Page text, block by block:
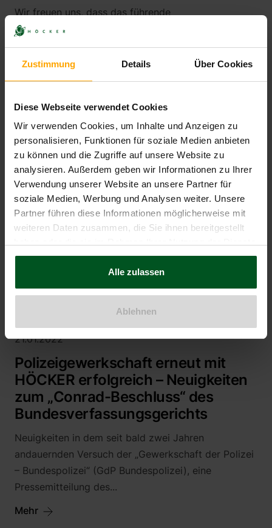
Zustimmung Details Über Cookies
Diese Webseite verwendet Cookies
Wir verwenden Cookies, um Inhalte und Anzeigen zu
personalisieren, Funktionen für soziale Medien anbieten
zu können und die Zugriffe auf unsere Website zu
analysieren. Außerdem geben wir Informationen zu Ihrer
Verwendung unserer Website an unsere Partner für
soziale Medien, Werbung und Analysen weiter. Unsere
Partner führen diese Informationen möglicherweise mit
weiteren Daten zusammen, die Sie ihnen bereitgestellt
gesammelt haben.
Alle zulassen
Ablehnen
Wir freuen uns, dass das führende
Anwaltsverzeichnis The LEGAL 500 aufgrund seiner
Marktanalyse für 2022 HÖCKER weiterhin unter den
führenden deutschen Kanzleien im...
Mehr
25.01.2022
Schlag gegen Hate Page:
„Faktencheck Ahrtal“ gelöscht
Unser Mandant Maik Menke steht im Ahrtal als
Sachverständiger für den WDR, RTL und BILD TV vor
Hilfsbemühungen kritisierte,...
21.01.2022
Polizeigewerkschaft erneut mit
HÖCKER erfolgreich – Neuigkeiten
zum „Conrad-Beschluss“ des
Bundesverfassungsgerichts
Neuigkeiten in dem seit bald zwei Jahren
andauernden Versuch der „Gewerkschaft der Polizei
– Bundespolizei“ (GdP Bundespolizei), eine
Pressemitteilung des...
Mehr